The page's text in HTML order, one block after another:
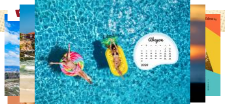
Оферти
ДНЕС ПРАЗНУВАТ
Албена Павлова на 60:
Талант, хумор и
незабравими роли